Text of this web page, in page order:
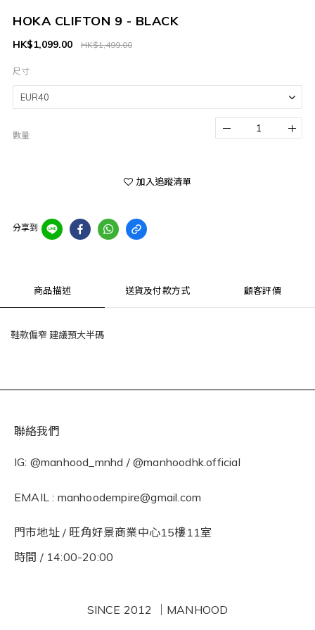
HOKA CLIFTON 9 - BLACK
HK$1,499.00
HK$1,099.00
尺寸
數量
加入追蹤清單
分享到
商品描述 送貨及付款方式 顧客評價
鞋款偏窄 建議預大半碼
聯絡我們
IG: @manhood_mnhd / @manhoodhk.official
EMAIL : manhoodempire@gmail.com
門市地址 / 旺角好景商業中心15樓11室
時間 / 14:00-20:00
SINCE 2012 ｜MANHOOD